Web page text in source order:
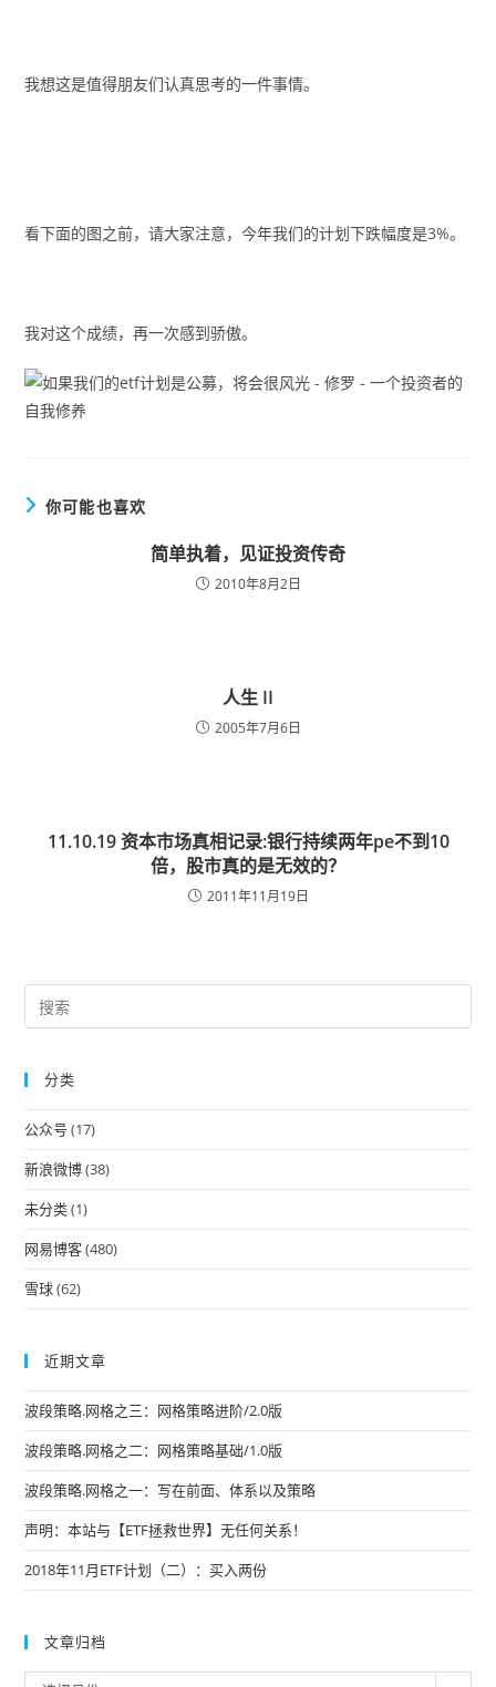
我想这是值得朋友们认真思考的一件事情。
看下面的图之前，请大家注意，今年我们的计划下跌幅度是3%。
我对这个成绩，再一次感到骄傲。
你可能也喜欢
简单执着，见证投资传奇
2010年8月2日
人生 II
2005年7月6日
11.10.19 资本市场真相记录:银行持续两年pe不到10
倍，股市真的是无效的？
2011年11月19日
分类
公众号 (17)
新浪微博(38)
未分类(1)
网易博客(480)
雪球(62)
近期文章
波段策略.网格之三：网格策略进阶/2.0版
波段策略.网格之二：网格策略基础/1.0版
波段策略.网格之一：写在前面、体系以及策略
声明：本站与【ETF拯救世界】无任何关系！
2018年11月ETF计划（二）：买入两份
文章归档